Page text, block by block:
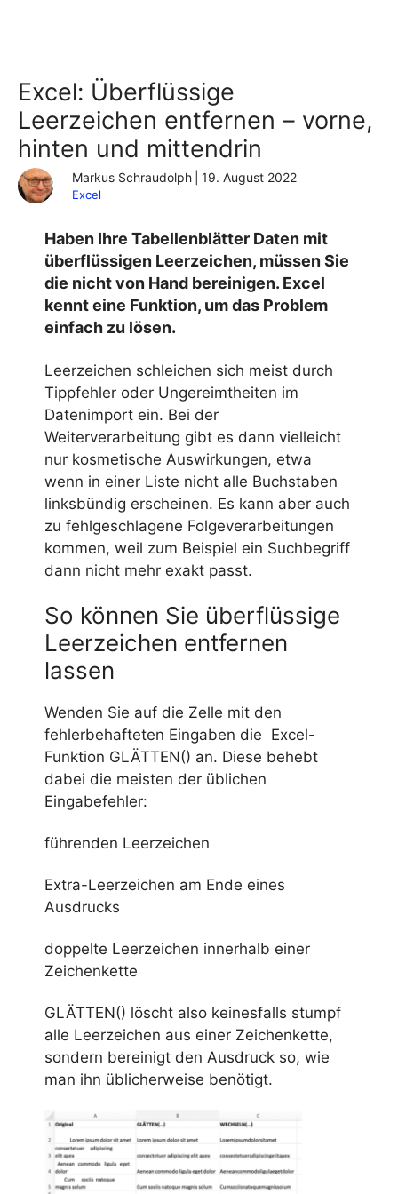
Excel: Überflüssige
Leerzeichen entfernen – vorne,
hinten und mittendrin
Markus Schraudolph 19. August 2022
Excel
Haben Ihre Tabellenblätter Daten mit
überflüssigen Leerzeichen, müssen Sie
die nicht von Hand bereinigen. Excel
kennt eine Funktion, um das Problem
einfach zu lösen.
Leerzeichen schleichen sich meist durch
Tippfehler oder Ungereimtheiten im
Datenimport ein. Bei der
Weiterverarbeitung gibt es dann vielleicht
nur kosmetische Auswirkungen, etwa
wenn in einer Liste nicht alle Buchstaben
linksbündig erscheinen. Es kann aber auch
zu fehlgeschlagene Folgeverarbeitungen
kommen, weil zum Beispiel ein Suchbegriff
dann nicht mehr exakt passt.
So können Sie überflüssige
Leerzeichen entfernen
lassen
Wenden Sie auf die Zelle mit den
fehlerbehafteten Eingaben die Excel-
Funktion GLÄTTEN() an. Diese behebt
dabei die meisten der üblichen
Eingabefehler:
führenden Leerzeichen
Extra-Leerzeichen am Ende eines
Ausdrucks
doppelte Leerzeichen innerhalb einer
Zeichenkette
GLÄTTEN() löscht also keinesfalls stumpf
alle Leerzeichen aus einer Zeichenkette,
sondern bereinigt den Ausdruck so, wie
man ihn üblicherweise benötigt.